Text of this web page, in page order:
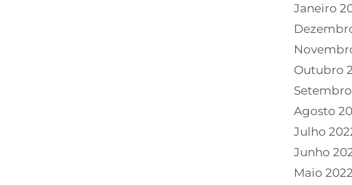
Janeiro
Outubro
Agosto
Julho
Junho
Maio 2022